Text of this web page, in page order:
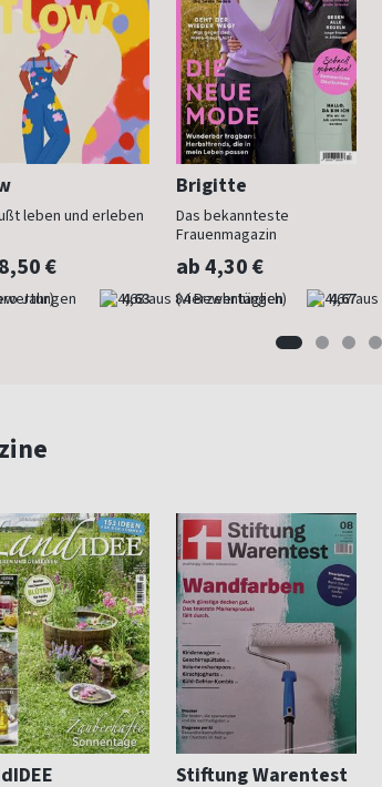
leben und erleben
€
Jahr) 4,63
Brigitte
Das bekannteste
Frauenmagazin
ab 4,30 €
(vierzehntäglich) 4,67
Stiftung Warentest